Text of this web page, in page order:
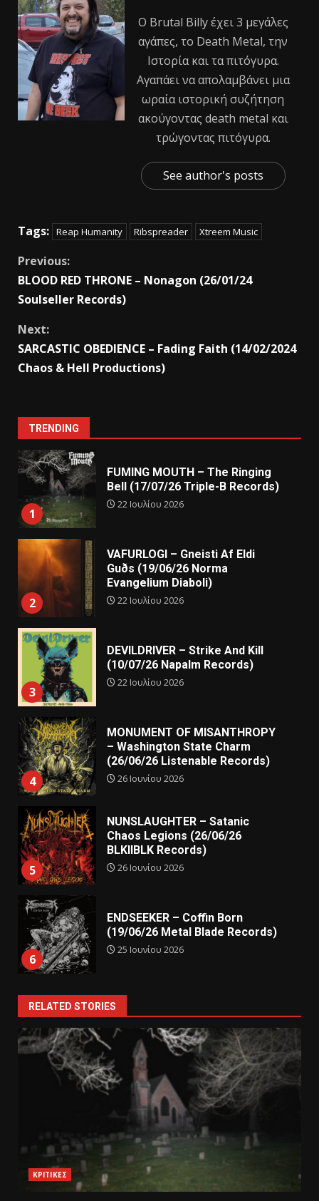
Ο Βrutal Βilly έχει 3 μεγάλες
αγάπες, το Death Metal, την
Ιστορία και τα πιτόγυρα.
Αγαπάει να απολαμβάνει μια
ωραία ιστορική συζήτηση
ακούγοντας death metal και
τρώγοντας πιτόγυρα.
See author's posts
Tags: Reap Humanity Ribspreader Xtreem Music
Previous:
BLOOD RED THRONE – Nonagon (26/01/24
Soulseller Records)
Next:
SARCASTIC OBEDIENCE – Fading Faith (14/02/2024
Chaos & Hell Productions)
TRENDING
1
FUMING MOUTH – The Ringing
Bell (17/07/26 Triple-B Records)
22 Ιουλίου 2026
2
VAFURLOGI – Gneisti Af Eldi
Guðs (19/06/26 Norma
Evangelium Diaboli)
22 Ιουλίου 2026
3
DEVILDRIVER – Strike And Kill
(10/07/26 Napalm Records)
22 Ιουλίου 2026
4
MONUMENT OF MISANTHROPY
– Washington State Charm
(26/06/26 Listenable Records)
26 Ιουνίου 2026
5
NUNSLAUGHTER – Satanic
Chaos Legions (26/06/26
BLKIIBLK Records)
26 Ιουνίου 2026
6
ENDSEEKER – Coffin Born
(19/06/26 Metal Blade Records)
25 Ιουνίου 2026
RELATED STORIES
ΚΡΙΤΙΚΕΣ